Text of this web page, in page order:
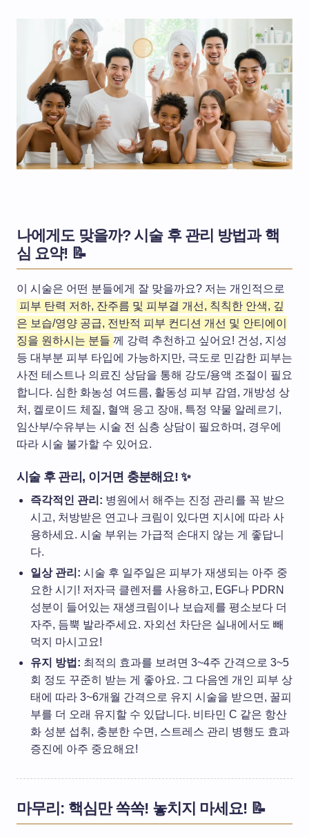
나에게도 맞을까? 시술 후 관리 방법과 핵
심 요약! 📝
이 시술은 어떤 분들에게 잘 맞을까요? 저는 개인적으로
피부 탄력 저하, 잔주름 및 피부결 개선, 칙칙한 안색, 깊
은 보습/영양 공급, 전반적 피부 컨디션 개선 및 안티에이
징을 원하시는 분들 께 강력 추천하고 싶어요! 건성, 지성
등 대부분 피부 타입에 가능하지만, 극도로 민감한 피부는
사전 테스트나 의료진 상담을 통해 강도/용액 조절이 필요
합니다. 심한 화농성 여드름, 활동성 피부 감염, 개방성 상
처, 켈로이드 체질, 혈액 응고 장애, 특정 약물 알레르기,
임산부/수유부는 시술 전 심층 상담이 필요하며, 경우에
따라 시술 불가할 수 있어요.
시술 후 관리, 이거면 충분해요! ✨
즉각적인 관리: 병원에서 해주는 진정 관리를 꼭 받으
시고, 처방받은 연고나 크림이 있다면 지시에 따라 사
용하세요. 시술 부위는 가급적 손대지 않는 게 좋답니
다.
일상 관리: 시술 후 일주일은 피부가 재생되는 아주 중
요한 시기! 저자극 클렌저를 사용하고, EGF나 PDRN
성분이 들어있는 재생크림이나 보습제를 평소보다 더
자주, 듬뿍 발라주세요. 자외선 차단은 실내에서도 빼
먹지 마시고요!
유지 방법: 최적의 효과를 보려면 3~4주 간격으로 3~5
회 정도 꾸준히 받는 게 좋아요. 그 다음엔 개인 피부 상
태에 따라 3~6개월 간격으로 유지 시술을 받으면, 꿀피
부를 더 오래 유지할 수 있답니다. 비타민 C 같은 항산
화 성분 섭취, 충분한 수면, 스트레스 관리 병행도 효과
증진에 아주 중요해요!
마무리: 핵심만 쏙쏙! 놓치지 마세요! 📝